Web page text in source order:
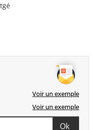
Voir un exemple
Voir un exemple